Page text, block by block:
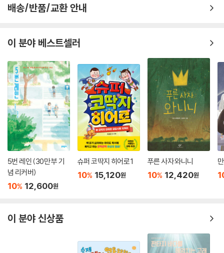
배송/반품/교환 안내
이 분야 베스트셀러
5번 레인 (30만 부 기
념 리커버)
10% 12,600원
슈퍼 코딱지 히어로 1
10% 15,120원
푸른 사자 와니니
10% 12,420원
이 분야 신상품